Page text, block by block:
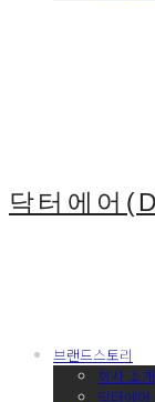
닥터에어
브랜드스토리
회사 소개
닥터에어